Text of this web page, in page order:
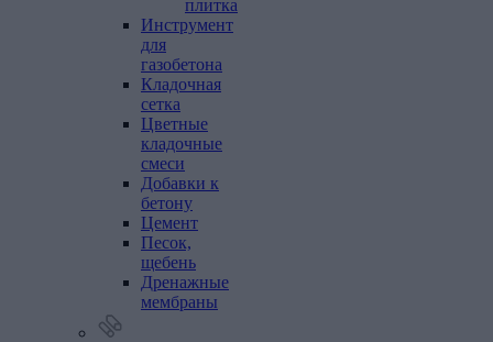
плитка
Инструмент
для
газобетона
Кладочная
сетка
Цветные
кладочные
смеси
Добавки к
бетону
Цемент
Песок,
щебень
Дренажные
мембраны